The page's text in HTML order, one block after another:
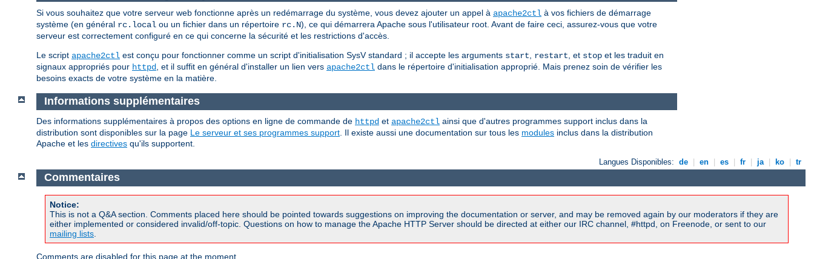
Si vous souhaitez que votre serveur web fonctionne après un redémarrage du système, vous devez ajouter un appel à apache2ctl à vos fichiers de démarrage
système (en général rc.local ou un fichier dans un répertoire rc.N), ce qui démarrera Apache sous l'utilisateur root. Avant de faire ceci, assurez-vous que votre
serveur est correctement configuré en ce qui concerne la sécurité et les restrictions d'accès.
Le script apache2ctl est conçu pour fonctionner comme un script d'initialisation SysV standard ; il accepte les arguments start, restart, et stop et les traduit en
signaux appropriés pour httpd, et il suffit en général d'installer un lien vers apache2ctl dans le répertoire d'initialisation approprié. Mais prenez soin de vérifier les
besoins exacts de votre système en la matière.
Informations supplémentaires
Des informations supplémentaires à propos des options en ligne de commande de httpd et apache2ctl ainsi que d'autres programmes support inclus dans la
distribution sont disponibles sur la page Le serveur et ses programmes support . Il existe aussi une documentation sur tous les modules inclus dans la distribution
Apache et les directives qu'ils supportent.
Langues Disponibles: de en es fr ja ko tr
Commentaires
Notice:
This is not a Q&A section. Comments placed here should be pointed towards suggestions on improving the documentation or server, and may be removed again by our moderators if they are
either implemented or considered invalid/off-topic. Questions on how to manage the Apache HTTP Server should be directed at either our IRC channel, #httpd, on Freenode, or sent to our
mailing lists
Comments are disabled for this page at the moment.